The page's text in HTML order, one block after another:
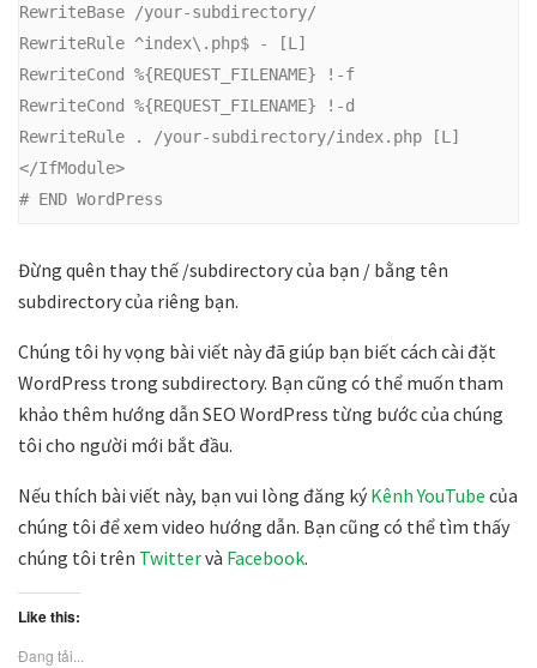
RewriteBase /your-subdirectory/
RewriteRule ^index\.php$ - [L]
RewriteCond %{REQUEST_FILENAME} !-f
RewriteCond %{REQUEST_FILENAME} !-d
RewriteRule . /your-subdirectory/index.php [L]
</IfModule>
# END WordPress
Đừng quên thay thế /subdirectory của bạn / bằng tên
subdirectory của riêng bạn.
Chúng tôi hy vọng bài viết này đã giúp bạn biết cách cài đặt
WordPress trong subdirectory. Bạn cũng có thể muốn tham
khảo thêm hướng dẫn SEO WordPress từng bước của chúng
tôi cho người mới bắt đầu.
Nếu thích bài viết này, bạn vui lòng đăng ký Kênh YouTube của
chúng tôi để xem video hướng dẫn. Bạn cũng có thể tìm thấy
chúng tôi trên Twittervà Facebook.
Like this:
Đang tải...